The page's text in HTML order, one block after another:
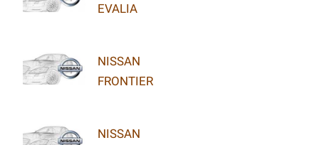
EVALIA
NISSAN
FRONTIER
NISSAN